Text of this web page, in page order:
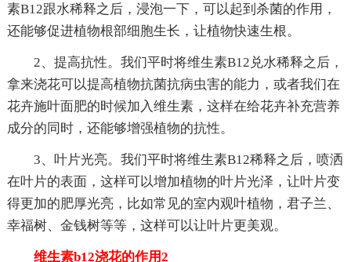
素B12跟水稀释之后，浸泡一下，可以起到杀菌的作用，
还能够促进植物根部细胞生长，让植物快速生根。
2、提高抗性。我们平时将维生素B12兑水稀释之后，
拿来浇花可以提高植物抗菌抗病虫害的能力，或者我们在
花卉施叶面肥的时候加入维生素，这样在给花卉补充营养
成分的同时，还能够增强植物的抗性。
3、叶片光亮。我们平时将维生素B12稀释之后，喷洒
在叶片的表面，这样可以增加植物的叶片光泽，让叶片变
得更加的肥厚光亮，比如常见的室内观叶植物，君子兰、
幸福树、金钱树等等，这样可以让叶片更美观。
维生素b12浇花的作用2